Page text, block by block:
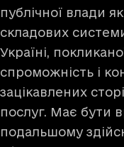
публічної влади
складових
Україні,
спроможність і
зацікавлених
послуг. Має бути
подальшому